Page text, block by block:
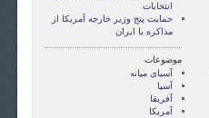
انتخابات
حمایت پنج وزیر خارجه آمریکا از
مذاکره با ایران
موضوعات
آسيای ميانه
آسیا
آفریقا
آمریکا